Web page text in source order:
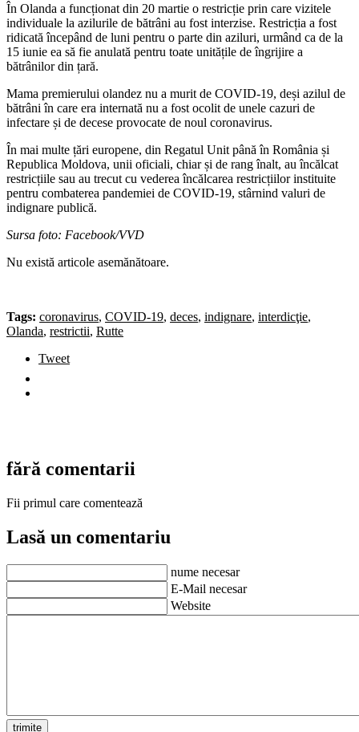
În Olanda a funcționat din 20 martie o restricție prin care vizitele
individuale la azilurile de bătrâni au fost interzise. Restricția a fost
ridicată începând de luni pentru o parte din aziluri, urmând ca de la
15 iunie ea să fie anulată pentru toate unitățile de îngrijire a
bătrânilor din țară.
Mama premierului olandez nu a murit de COVID-19, deși azilul de
bătrâni în care era internată nu a fost ocolit de unele cazuri de
infectare și de decese provocate de noul coronavirus.
În mai multe țări europene, din Regatul Unit până în România și
Republica Moldova, unii oficiali, chiar și de rang înalt, au încălcat
restricțiile sau au trecut cu vederea încălcarea restricțiilor instituite
pentru combaterea pandemiei de COVID-19, stârnind valuri de
indignare publică.
Sursa foto: Facebook/VVD
Nu există articole asemănătoare.
Tags: coronavirus, COVID-19, deces, indignare, interdicţie,
Olanda, restrictii, Rutte
Tweet
fără comentarii
Fii primul care comentează
Lasă un comentariu
nume necesar
E-Mail necesar
Website